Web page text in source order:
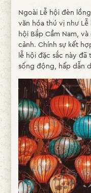
Ngoài Lễ hội đèn
văn hóa thú vị như
hội Bắp Cẩm Nam,
cảnh. Chính sự kết
lễ hội đặc sắc này
sống động, hấp dẫn